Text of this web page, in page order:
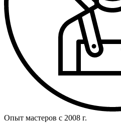
Опыт мастеров с 2008 г.